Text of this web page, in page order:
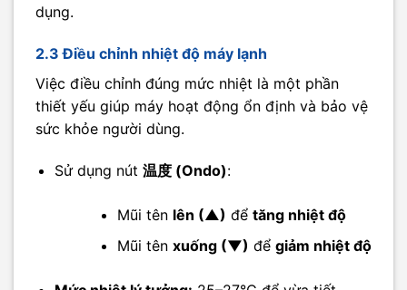
dụng.
2.3 Điều chỉnh nhiệt độ máy lạnh
Việc điều chỉnh đúng mức nhiệt là một phần
thiết yếu giúp máy hoạt động ổn định và bảo vệ
sức khỏe người dùng.
Sử dụng nút 温度 (Ondo):
Mũi tên lên (▲) để tăng nhiệt độ
Mũi tên xuống (▼) để giảm nhiệt độ